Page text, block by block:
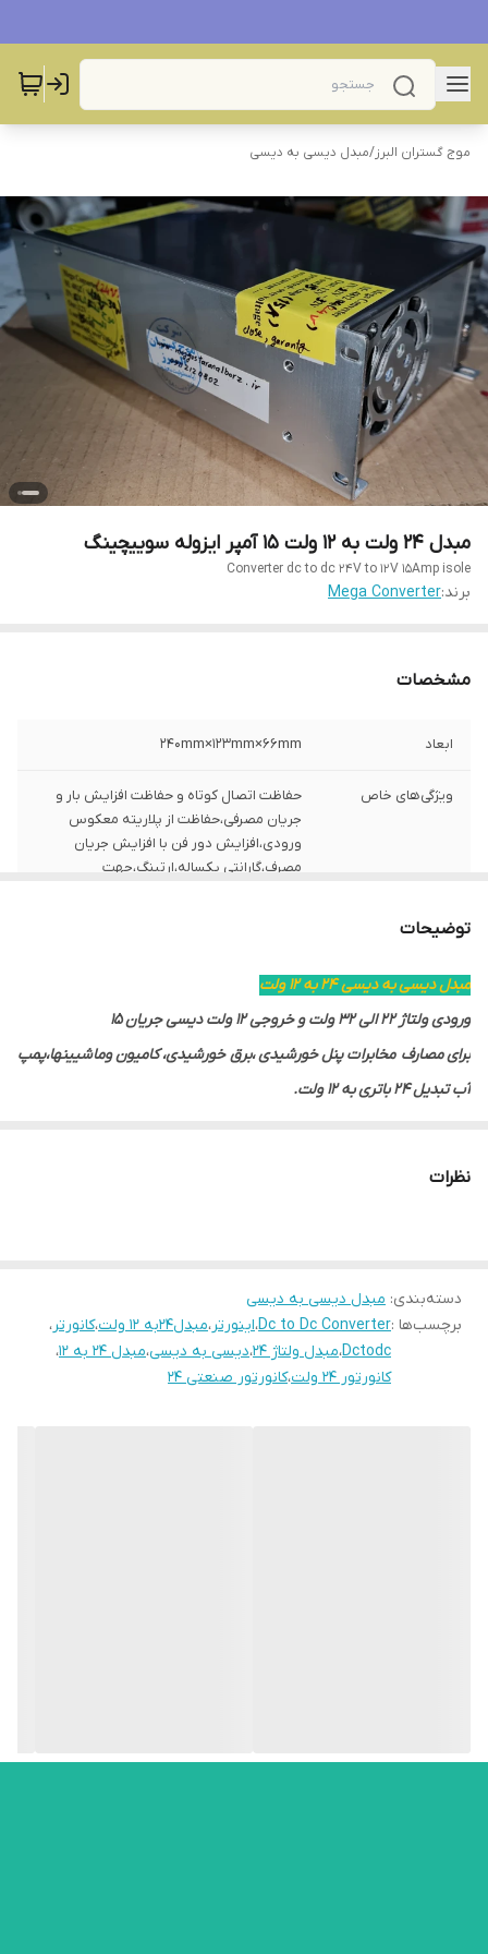
موج گستران البرز/مبدل دیسی به دیسی
مبدل ۲۴ ولت به ۱۲ ولت ۱۵ آمپر ایزوله سوییچینگ
Converter dc to dc 24V to 12V 15Amp isole
برند:Mega Converter
مشخصات
ابعاد 240mm×123mm×66mm
ویژگی‌های خاص
حفاظت اتصال کوتاه و حفاظت افزایش بار و
جریان مصرفی،حفاظت از پلاریته معکوس
ورودی،افزایش دور فن با افزایش جریان
مصرف،گارانتی یکساله،ارتینگ،جهت
جنس بدنه فلزآلومینیوم
توضیحات
مبدل دیسی به دیسی 24 به 12 ولت
ورودی ولتاژ ۲۲ الی ۳۲ ولت و خروجی ۱۲ ولت دیسی جریان ۱۵
برای مصارف مخابرات پنل خورشیدی ،برق خورشیدی، کامیون وماشیینها،پمپ
آب تبدیل ۲۴ باتری به ۱۲ ولت.
نظرات
دسته‌بندی: مبدل دیسی به دیسی
برچسب‌ها :Dc to Dc Converter،اینورتر،مبدل۲۴به ۱۲ ولت ،کانورتر،
Dctodc،مبدل ولتاژ ۲۴ ،دیسی به دیسی،مبدل ۲۴ به ۱۲
،
کانورتور ۲۴ ولت
،کانورتور صنعتی ۲۴